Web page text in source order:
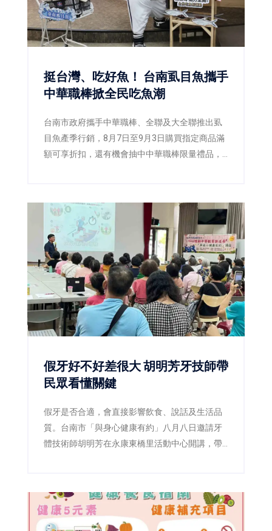
挺台灣、吃好魚！ 台南虱目魚攜手
中華職棒掀全民吃魚潮
台南市政府攜手中華職棒、全聯及大全聯推出虱
目魚產季行銷，8月7日至9月3日購買指定商品滿
額可享折扣，還有機會抽中中華職棒限量禮品，
假牙好不好差很大 胡明芳牙技師帶
民眾看懂關鍵
假牙是否合適，會直接影響飲食、說話及生活品
質。台南市「與身心健康有約」八月八日邀請牙
體技術師胡明芳在永康東橋里活動中心開講，帶